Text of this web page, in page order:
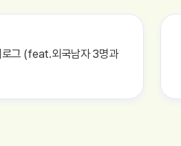
로그 (feat.외국남자 3명과